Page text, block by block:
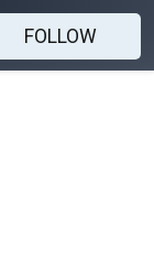
FOLLOW